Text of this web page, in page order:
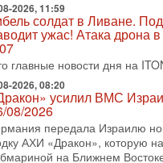
2026, 17:00
закрытых дверей: о
Трамп и Нетаньяху?
визит премьер-
в США и его встреча
больше вопросов, чем
07-2026, 15:18
готовит покушение на
эскалации, но КСИР
телеканала ITON-TV
2026, 11:59
солдат в Ливане.
ужас! Атака дрона
главные новости дня на
2026, 08:20
усилил ВМС
08/2026
передала Израилю
АХИ «Дракон», которую
на Ближнем